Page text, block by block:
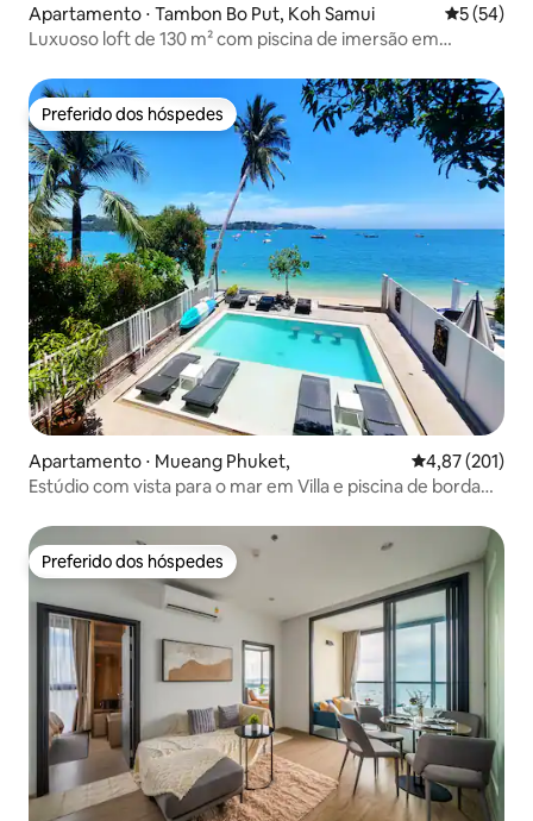
Apartamento ⋅ Tambon Bo Put, Koh Samui 5 de uma
5 (54)
Luxuoso loft de 130 m² com piscina de imersão em
Preferido dos hóspedes
Preferido dos hóspedes
Apartamento ⋅ Mueang Phuket, 4,87 de uma
4,87 (201)
Estúdio com vista para o mar em Villa e piscina de borda
Preferido dos hóspedes
Preferido dos hóspedes